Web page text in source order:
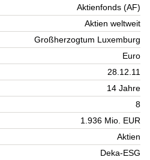
Aktienfonds (AF)
Aktien weltweit
Großherzogtum Luxemburg
Euro
28.12.11
14 Jahre
8
1.936 Mio. EUR
Aktien
Deka-ESG